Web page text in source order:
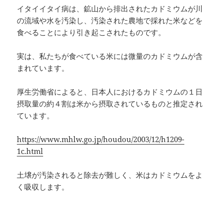
イタイイタイ病は、鉱山から排出されたカドミウムが川
の流域や水を汚染し、汚染された農地で採れた米などを
食べることにより引き起こされたものです。
実は、私たちが食べている米には微量のカドミウムが含
まれています。
厚生労働省によると、日本人におけるカドミウムの１日
摂取量の約４割は米から摂取されているものと推定され
ています。
https://www.mhlw.go.jp/houdou/2003/12/h1209-
1c.html
土壌が汚染されると除去が難しく、米はカドミウムをよ
く吸収します。